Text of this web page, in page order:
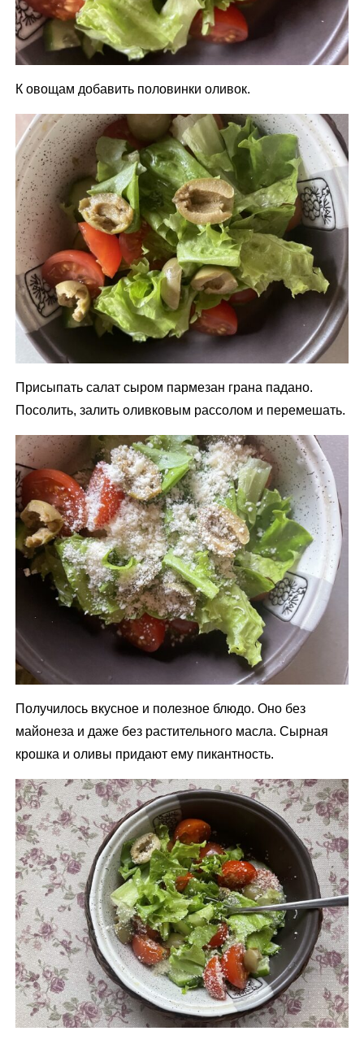
К овощам добавить половинки оливок.
Присыпать салат сыром пармезан грана падано.
Посолить, залить оливковым рассолом и перемешать.
Получилось вкусное и полезное блюдо. Оно без
майонеза и даже без растительного масла. Сырная
крошка и оливы придают ему пикантность.